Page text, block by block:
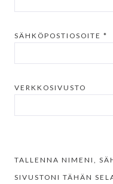
SÄHKÖPOSTIOSOITE *
VERKKOSIVUSTO
TALLENNA NIMENI,
SIVUSTONI TÄHÄN